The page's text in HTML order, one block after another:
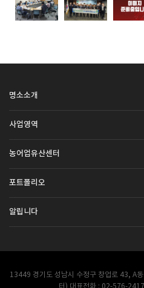
명소소개
사업영역
농어업유산센터
포트폴리오
알립니다
13449 경기도 성남시 수정구 창업로 43, A